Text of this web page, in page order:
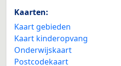
Kaarten:
Kaart gebieden
Kaart kinderopvang
Onderwijskaart
Postcodekaart